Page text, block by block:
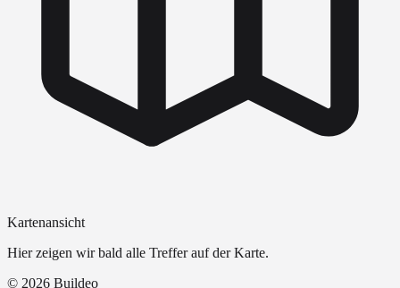
Kartenansicht
Hier zeigen wir bald alle Treffer auf der Karte.
© 2026 Buildeo